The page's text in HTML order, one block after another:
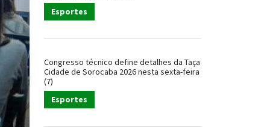
Esportes
Congresso técnico define detalhes da Taça
Cidade de Sorocaba 2026 nesta sexta-feira
(7)
Esportes